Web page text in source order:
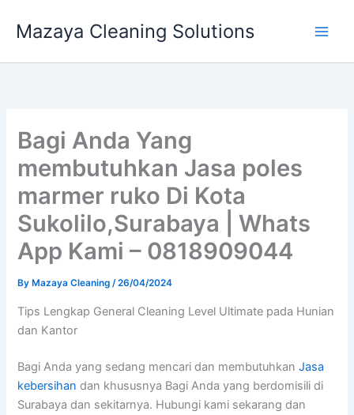
Mazaya Cleaning Solutions
Bagi Anda Yang
membutuhkan Jasa poles
marmer ruko Di Kota
Sukolilo,Surabaya | Whats
App Kami – 0818909044
By Mazaya Cleaning/26/04/2024
Tips Lengkap General Cleaning Level Ultimate pada Hunian
dan Kantor
Bagi Anda yang sedang mencari dan membutuhkanJasa
kebersihan dan khususnya Bagi Anda yang berdomisili di
Surabaya dan sekitarnya. Hubungi kami sekarang dan